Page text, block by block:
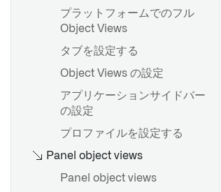
メタデータリファレンス
概要
リンクタイプの作成
リンクタイプを編集する
メタデータリファレンス
Webhook の設定
Pipeline Builder で Python 関
用する
Python 関数のデプロイ
評価スイートの作成
評価関数とオントロジー編集
評価指標ダッシュボード
結果のフィルター処理
チャートで探索
結果を表示
関連オブジェクトを探索する
ためのピボット
オブジェクトセットの比較
探索の保存
リストの保存
アクションの適用
入力
条件
評価
アクティビティ
通知
アクション
プラットフォームでのフル
Object Views
タブを設定する
Object Views の設定
アプリケーションサイドバー
の設定
プロファイルを設定する
Panel object views
Panel object views